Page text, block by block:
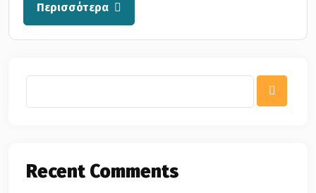
Περισσότερα
Recent Comments